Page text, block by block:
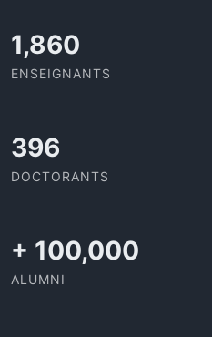
2,029
ENSEIGNANTS
432
DOCTORANTS
+ 100,000
ALUMNI